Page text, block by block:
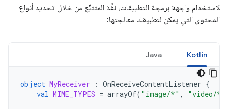
لاستخدام واجهة برمجة التطبيقات، نفِّذ المتتبِّع من خلال تحديد أنواع
المحتوى التي يمكن لتطبيقك معالجتها:
Kotlin
Java
object MyReceiver : OnReceiveContentListener {
val MIME_TYPES = arrayOf( "image/*" , "video/*"